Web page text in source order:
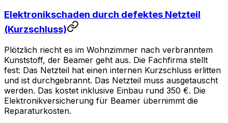
Elektronikschaden durch defektes Netzteil
(Kurzschluss)
Plötzlich riecht es im Wohnzimmer nach verbranntem
Kunststoff, der Beamer geht aus. Die Fachfirma stellt
fest: Das Netzteil hat einen internen Kurzschluss erlitten
und ist durchgebrannt. Das Netzteil muss ausgetauscht
werden. Das kostet inklusive Einbau rund 350 €. Die
Elektronikversicherung für Beamer übernimmt die
Reparaturkosten.